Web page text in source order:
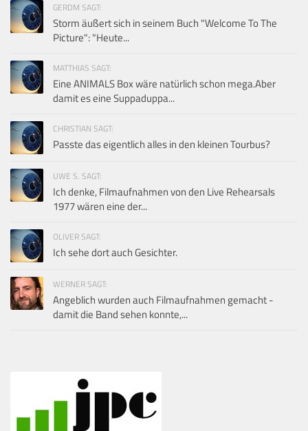
GERDM SAGT:
Storm äußert sich in seinem Buch "Welcome To The
Picture": "Heute...
MATTHIAS SAGT:
Eine ANIMALS Box wäre natürlich schon mega.Aber
damit es eine Suppaduppa...
CHRISTIAN SAGT:
Passte das eigentlich alles in den kleinen Tourbus?
UWE S. SAGT:
Ich denke, Filmaufnahmen von den Live Rehearsals
1977 wären eine der...
OLIVER SAGT:
Ich sehe dort auch Gesichter.
WERNER SAGT:
Angeblich wurden auch Filmaufnahmen gemacht -
damit die Band sehen konnte,...